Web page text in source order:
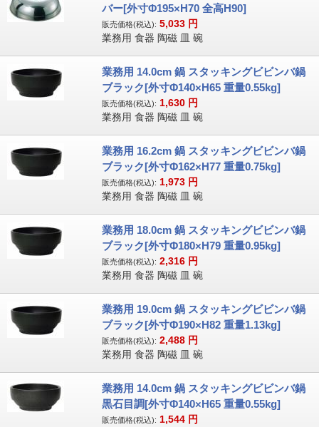
バー[外寸Φ195×H70 全高H90]
販売価格(税込): 5,033 円
業務用 食器 陶磁 皿 碗
業務用 14.0cm 鍋 スタッキングビビンバ鍋
ブラック[外寸Φ140×H65 重量0.55kg]
販売価格(税込): 1,630 円
業務用 食器 陶磁 皿 碗
業務用 16.2cm 鍋 スタッキングビビンバ鍋
ブラック[外寸Φ162×H77 重量0.75kg]
販売価格(税込): 1,973 円
業務用 食器 陶磁 皿 碗
業務用 18.0cm 鍋 スタッキングビビンバ鍋
ブラック[外寸Φ180×H79 重量0.95kg]
販売価格(税込): 2,316 円
業務用 食器 陶磁 皿 碗
業務用 19.0cm 鍋 スタッキングビビンバ鍋
ブラック[外寸Φ190×H82 重量1.13kg]
販売価格(税込): 2,488 円
業務用 食器 陶磁 皿 碗
業務用 14.0cm 鍋 スタッキングビビンバ鍋
黒石目調[外寸Φ140×H65 重量0.55kg]
販売価格(税込): 1,544 円